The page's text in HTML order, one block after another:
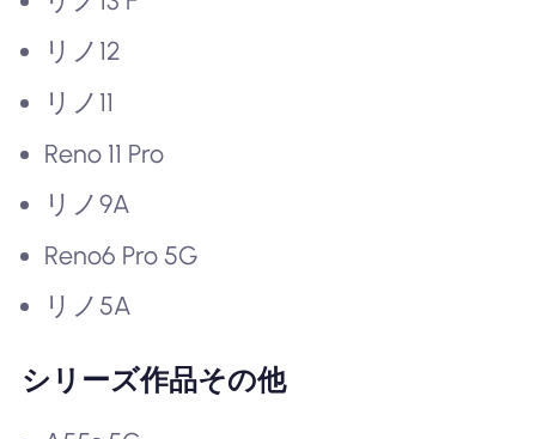
リノ12
リノ11
Reno 11 Pro
リノ9A
Reno6 Pro 5G
リノ5A
シリーズ作品その他